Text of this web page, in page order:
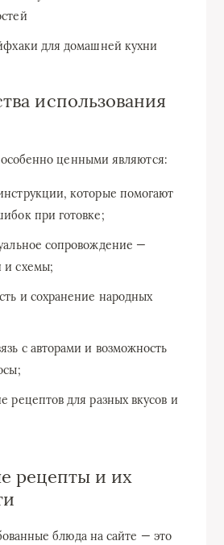
для домашней кухни
использования
ценными являются:
которые помогают
при готовке;
сопровождение —
и схемы;
и сохранение народных
с авторами и возможность
рецептов для разных вкусов и
рецепты и их
блюда на сайте — это